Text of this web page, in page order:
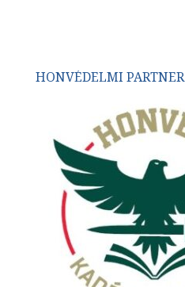
HONVÉDELMI PARTNER